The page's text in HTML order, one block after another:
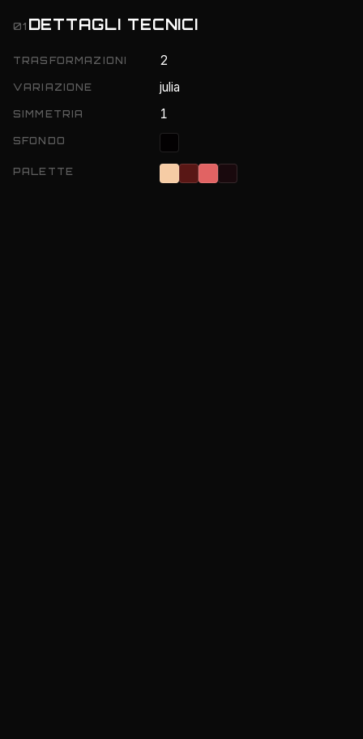
01 DETTAGLI TECNICI
TRASFORMAZIONI 2
VARIAZIONE julia
SIMMETRIA 1
SFONDO
PALETTE